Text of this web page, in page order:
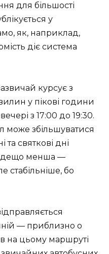
для більшості
у
як, наприклад,
діє система
курсує з
у пікові години
з 17:00 до 19:30.
може збільшуватися
та святкові дні
дещо менша —
стабільніше, бо
— приблизно о
на цьому маршруті